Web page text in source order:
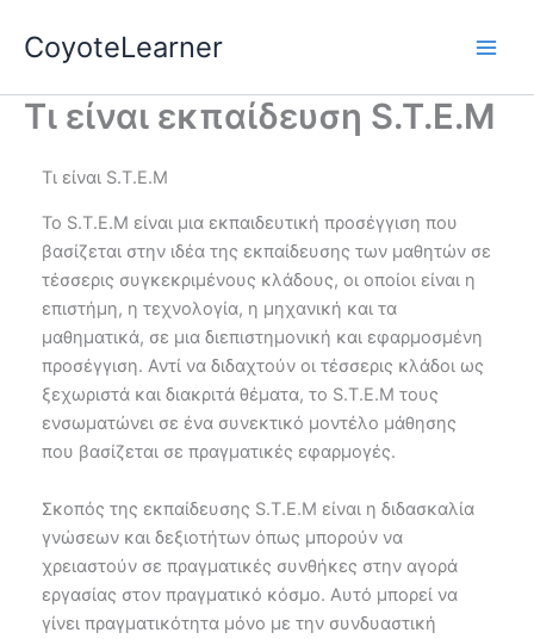
CoyoteLearner
Τι είναι εκπαίδευση S.T.E.M
Τι είναι S.T.E.M
Το S.T.E.M είναι μια εκπαιδευτική προσέγγιση που
βασίζεται στην ιδέα της εκπαίδευσης των μαθητών σε
τέσσερις συγκεκριμένους κλάδους, οι οποίοι είναι η
επιστήμη, η τεχνολογία, η μηχανική και τα
μαθηματικά, σε μια διεπιστημονική και εφαρμοσμένη
προσέγγιση. Αντί να διδαχτούν οι τέσσερις κλάδοι ως
ξεχωριστά και διακριτά θέματα, το S.T.E.M τους
ενσωματώνει σε ένα συνεκτικό μοντέλο μάθησης
που βασίζεται σε πραγματικές εφαρμογές.
Σκοπός της εκπαίδευσης S.T.E.M είναι η διδασκαλία
γνώσεων και δεξιοτήτων όπως μπορούν να
χρειαστούν σε πραγματικές συνθήκες στην αγορά
εργασίας στον πραγματικό κόσμο. Αυτό μπορεί να
γίνει πραγματικότητα μόνο με την συνδυαστική